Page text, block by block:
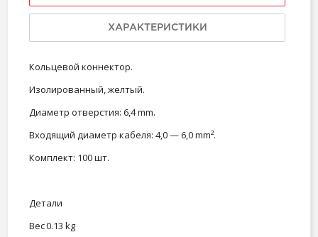
ХАРАКТЕРИСТИКИ
Кольцевой коннектор.
Изолированный, желтый.
Диаметр отверстия: 6,4 mm.
Входящий диаметр кабеля: 4,0 — 6,0 mm².
Комплект: 100 шт.
Детали
Вес0.13 kg